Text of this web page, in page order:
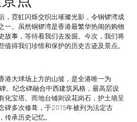
，霓虹闪烁交织出璀璨光影，令铜锣湾成
一。虽然铜锣湾是香港最繁华热闹的购物
故事，等待着我们去发掘。今次，我们将
得我们珍惜和保护的历史古迹及景点。
港大球场上方的山坡，是全港唯一为
。纪念碑融合中西建筑风格，最高层设
化宝塔。而地台铺则设花岗石，护土墙呈
碑多次修葺，于2015年被列为法定古
承历史记忆。